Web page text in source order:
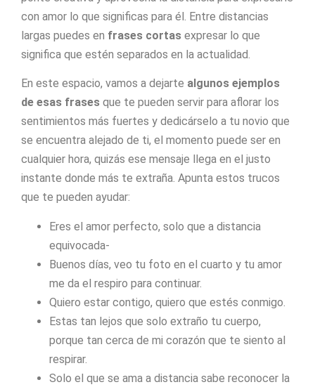
con amor lo que significas para él. Entre distancias
largas puedes en frases cortas expresar lo que
significa que estén separados en la actualidad.
En este espacio, vamos a dejarte algunos ejemplos
de esas frases que te pueden servir para aflorar los
sentimientos más fuertes y dedicárselo a tu novio que
se encuentra alejado de ti, el momento puede ser en
cualquier hora, quizás ese mensaje llega en el justo
instante donde más te extraña. Apunta estos trucos
que te pueden ayudar:
Eres el amor perfecto, solo que a distancia
equivocada-
Buenos días, veo tu foto en el cuarto y tu amor
me da el respiro para continuar.
Quiero estar contigo, quiero que estés conmigo.
Estas tan lejos que solo extraño tu cuerpo,
porque tan cerca de mi corazón que te siento al
respirar.
Solo el que se ama a distancia sabe reconocer la